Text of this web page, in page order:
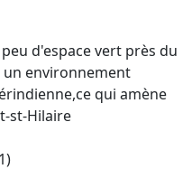
d'espace vert près du
un environnement
qui amène
st-Hilaire